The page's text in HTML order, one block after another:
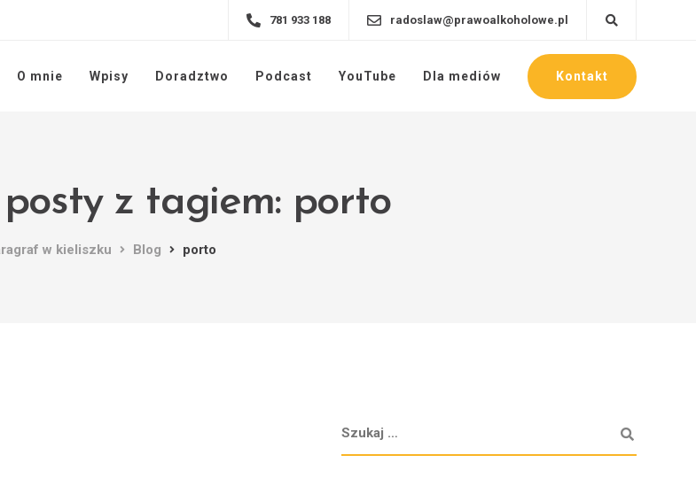
781 933 188 radoslaw@prawoalkoholowe.pl
O mnie Wpisy Doradztwo Podcast YouTube Dla mediów Kontakt
z tagiem: porto
w kieliszku Blog porto